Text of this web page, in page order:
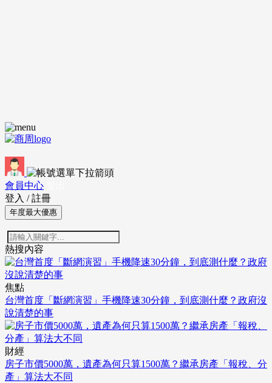
會員中心
登入 / 註冊
年度最大優惠
熱搜內容
焦點
台灣首度「斷網演習」手機降速30分鐘，到底測什麼？政府沒
說清楚的事
財經
房子市價5000萬，遺產為何只算1500萬？繼承房產「報稅、分
產」算法大不同